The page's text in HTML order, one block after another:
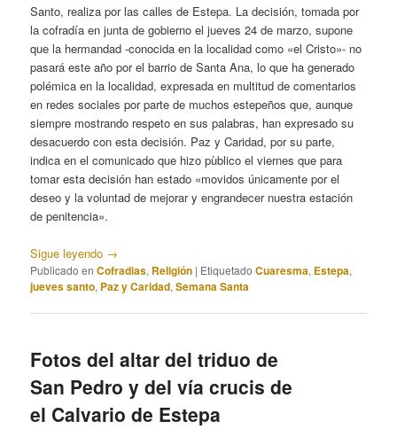
Santo, realiza por las calles de Estepa. La decisión, tomada por
la cofradía en junta de gobierno el jueves 24 de marzo, supone
que la hermandad -conocida en la localidad como «el Cristo»- no
pasará este año por el barrio de Santa Ana, lo que ha generado
polémica en la localidad, expresada en multitud de comentarios
en redes sociales por parte de muchos estepeños que, aunque
siempre mostrando respeto en sus palabras, han expresado su
desacuerdo con esta decisión. Paz y Caridad, por su parte,
indica en el comunicado que hizo pùblico el viernes que para
tomar esta decisión han estado «movidos únicamente por el
deseo y la voluntad de mejorar y engrandecer nuestra estación
de penitencia».
Sigue leyendo →
Publicado en Cofradias, Religión | Etiquetado Cuaresma, Estepa,
jueves santo, Paz y Caridad,Semana Santa
Fotos del altar del triduo de
San Pedro y del vía crucis de
el Calvario de Estepa